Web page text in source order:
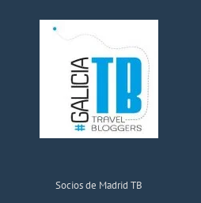
Socios de Madrid TB